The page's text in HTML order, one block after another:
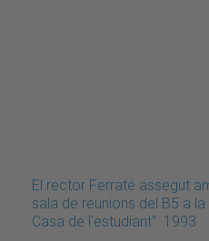
El rector Ferraté assegut
sala de reunions del B5 a
Casa de l'estudiant". 1993